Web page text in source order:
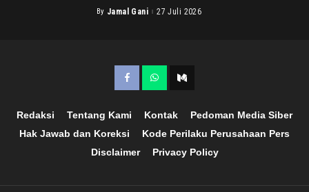
Posted
By Jamal Gani 27 Juli 2026
Redaksi Tentang Kami Kontak
Pedoman Media Siber
Hak Jawab dan Koreksi
Kode Perilaku Perusahaan Pers
Disclaimer
Privacy Policy